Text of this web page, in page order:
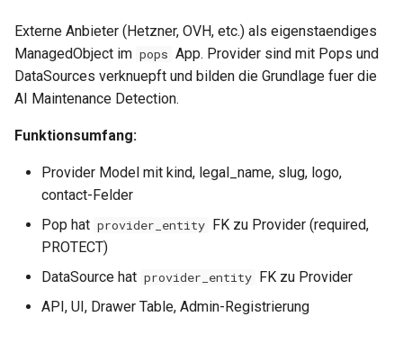
Externe Anbieter (Hetzner, OVH, etc.) als eigenstaendiges
ManagedObject im pops App. Provider sind mit Pops und
DataSources verknuepft und bilden die Grundlage fuer die
AI Maintenance Detection.
Funktionsumfang:
Provider Model mit kind, legal_name, slug, logo,
contact-Felder
Pop hat provider_entity FK zu Provider (required,
PROTECT)
DataSource hat provider_entity FK zu Provider
API, UI, Drawer Table, Admin-Registrierung